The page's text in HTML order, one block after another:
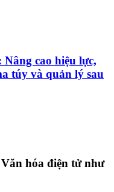
cao hiệu lực,
túy và quản lý sau
hóa điện tử như